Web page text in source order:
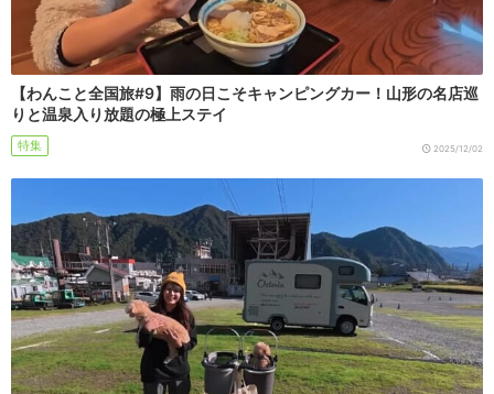
【わんこと全国旅#9】雨の日こそキャンピングカー！山形の名店巡
りと温泉入り放題の極上ステイ
特集 2025/12/02